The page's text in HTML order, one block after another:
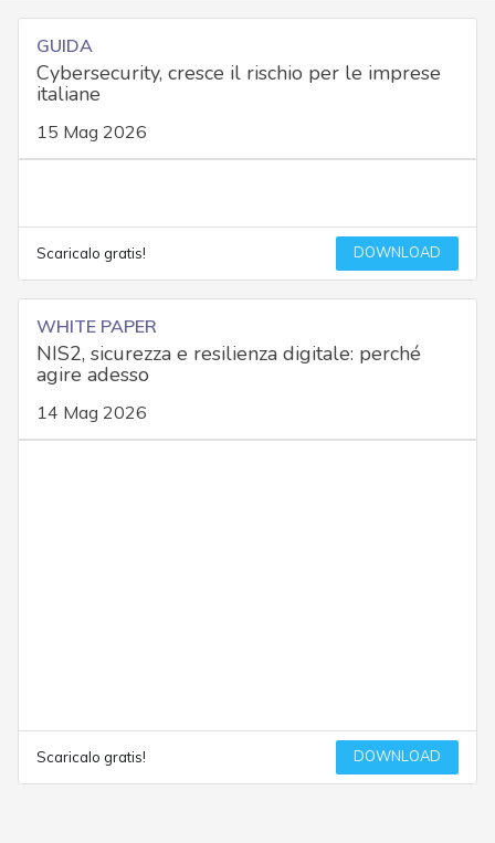
GUIDA
Cybersecurity, cresce il rischio per le imprese
italiane
15 Mag 2026
Scaricalo gratis! DOWNLOAD
WHITE PAPER
NIS2, sicurezza e resilienza digitale: perché
agire adesso
14 Mag 2026
Scaricalo gratis! DOWNLOAD